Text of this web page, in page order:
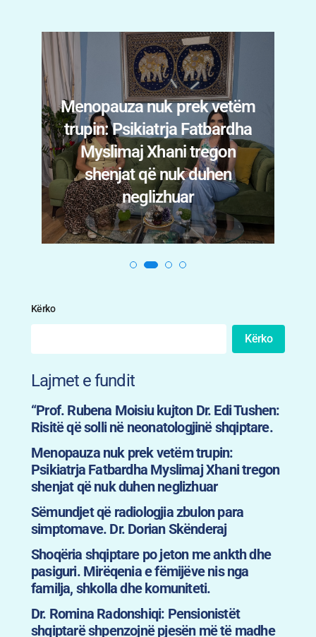
Menopauza nuk prek vetëm
trupin: Psikiatrja Fatbardha
Myslimaj Xhani tregon
shenjat që nuk duhen
neglizhuar
Kërko
Kërko
Lajmet e fundit
“Prof. Rubena Moisiu kujton Dr. Edi Tushen:
Risitë që solli në neonatologjinë shqiptare.
Menopauza nuk prek vetëm trupin:
Psikiatrja Fatbardha Myslimaj Xhani tregon
shenjat që nuk duhen neglizhuar
Sëmundjet që radiologjia zbulon para
simptomave. Dr. Dorian Skënderaj
Shoqëria shqiptare po jeton me ankth dhe
pasiguri. Mirëqenia e fëmijëve nis nga
familja, shkolla dhe komuniteti.
Dr. Romina Radonshiqi: Pensionistët
shqiptarë shpenzojnë pjesën më të madhe